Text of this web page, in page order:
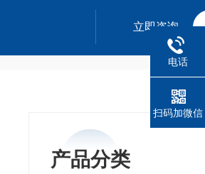
立即咨询
产品分类
电话
扫码加微信